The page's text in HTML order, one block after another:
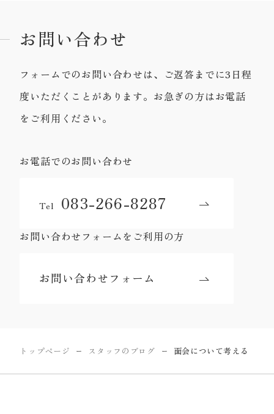
お問い合わせ
フォームでのお問い合わせは、ご返答までに3日程
度いただくことがあります。お急ぎの方はお電話
をご利用ください。
お電話でのお問い合わせ
Tel 083-266-8287
お問い合わせフォームをご利用の方
お問い合わせフォーム
トップページ ー スタッフのブログ ー 面会について考える